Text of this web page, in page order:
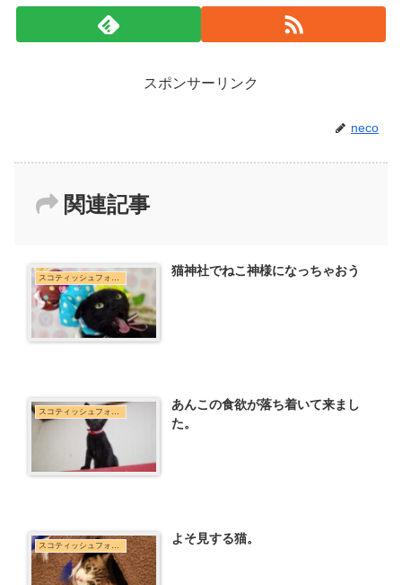
スポンサーリンク
neco
関連記事
スコティッシュフォールド 猫神社でねこ神様になっちゃおう
あんこの食欲が落ち着いて来まし
た。
よそ見する猫。